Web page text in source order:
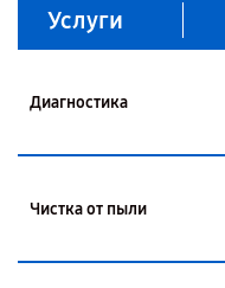
Услуги
Диагностика
Чистка от пыли